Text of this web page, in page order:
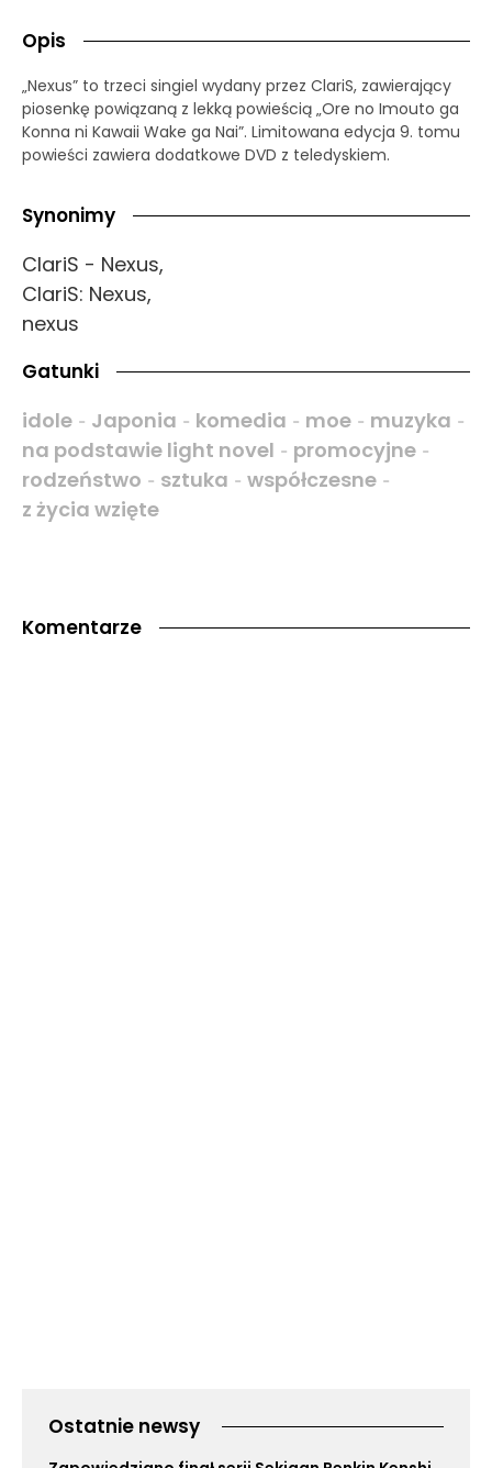
Opis
„Nexus” to trzeci singiel wydany przez ClariS, zawierający
piosenkę powiązaną z lekką powieścią „Ore no Imouto ga
Konna ni Kawaii Wake ga Nai”. Limitowana edycja 9. tomu
powieści zawiera dodatkowe DVD z teledyskiem.
Synonimy
ClariS - Nexus,
ClariS: Nexus,
nexus
Gatunki
idole - Japonia - komedia - moe - muzyka -
na podstawie light novel - promocyjne -
rodzeństwo - sztuka - współczesne -
z życia wzięte
Komentarze
Ostatnie newsy